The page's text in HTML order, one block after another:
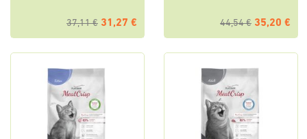
37,11 € 31,27 € 44,54 € 35,20 €